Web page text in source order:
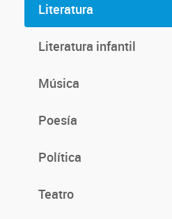
Literatura
Literatura infantil
Música
Poesía
Política
Teatro